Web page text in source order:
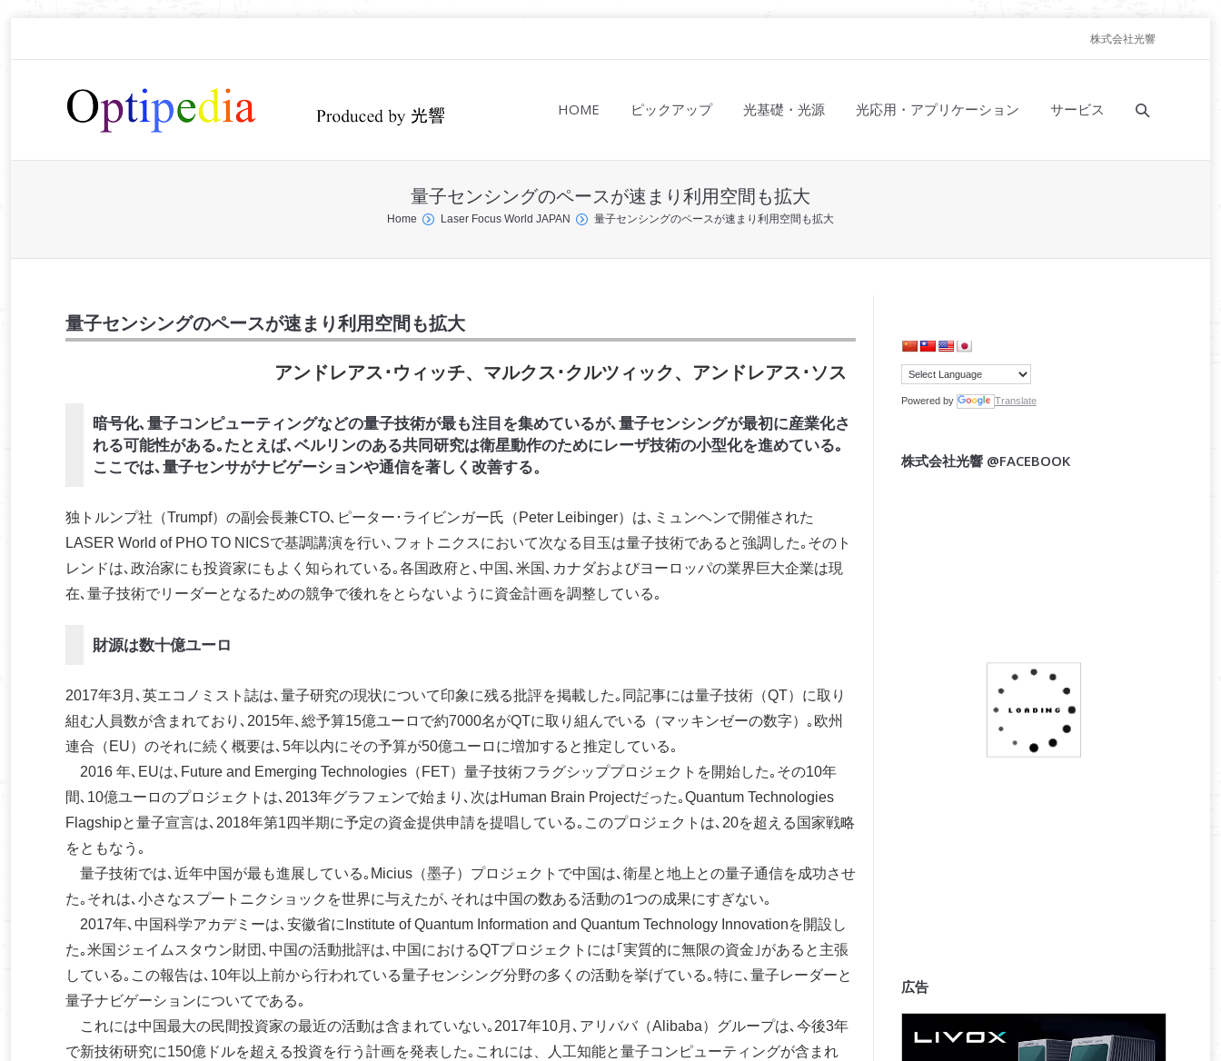
株式会社光響
HOME ピックアップ 光基礎・光源 光応用・アプリケーション サービス
量子センシングのペースが速まり利用空間も拡大
Home Laser Focus World JAPAN 量子センシングのペースが速まり利用空間も拡大
量子センシングのペースが速まり利用空間も拡大
アンドレアス･ウィッチ、マルクス･クルツィック、アンドレアス･ソス
暗号化､量子コンピューティングなどの量子技術が最も注目を集めているが､量子センシングが最初に産業化さ
れる可能性がある｡たとえば､ベルリンのある共同研究は衛星動作のためにレーザ技術の小型化を進めている｡
ここでは､量子センサがナビゲーションや通信を著しく改善する。
独トルンプ社（Trumpf）の副会長兼CTO､ピーター･ライビンガー氏（Peter Leibinger）は､ミュンヘンで開催された
LASER World of PHO TO NICSで基調講演を行い､フォトニクスにおいて次なる目玉は量子技術であると強調した｡そのト
レンドは､政治家にも投資家にもよく知られている｡各国政府と､中国､米国､カナダおよびヨーロッパの業界巨大企業は現
在､量子技術でリーダーとなるための競争で後れをとらないように資金計画を調整している｡
財源は数十億ユーロ
2017年3月､英エコノミスト誌は､量子研究の現状について印象に残る批評を掲載した｡同記事には量子技術（QT）に取り
組む人員数が含まれており､2015年､総予算15億ユーロで約7000名がQTに取り組んでいる（マッキンゼーの数字）｡欧州
連合（EU）のそれに続く概要は､5年以内にその予算が50億ユーロに増加すると推定している｡
2016 年､EUは､Future and Emerging Technologies（FET）量子技術フラグシッププロジェクトを開始した｡その10年
間､10億ユーロのプロジェクトは､2013年グラフェンで始まり､次はHuman Brain Projectだった｡Quantum Technologies
Flagshipと量子宣言は､2018年第1四半期に予定の資金提供申請を提唱している｡このプロジェクトは､20を超える国家戦略
をともなう｡
量子技術では､近年中国が最も進展している｡Micius（墨子）プロジェクトで中国は､衛星と地上との量子通信を成功させ
た｡それは､小さなスプートニクショックを世界に与えたが､それは中国の数ある活動の1つの成果にすぎない｡
2017年､中国科学アカデミーは､安徽省にInstitute of Quantum Information and Quantum Technology Innovationを開設し
た｡米国ジェイムスタウン財団､中国の活動批評は､中国におけるQTプロジェクトには｢実質的に無限の資金｣があると主張
している｡この報告は､10年以上前から行われている量子センシング分野の多くの活動を挙げている｡特に､量子レーダーと
量子ナビゲーションについてである｡
これには中国最大の民間投資家の最近の活動は含まれていない｡2017年10月､アリババ（Alibaba）グループは､今後3年
で新技術研究に150億ドルを超える投資を行う計画を発表した｡これには、人工知能と量子コンピューティングが含まれ
Powered by Translate
株式会社光響 @FACEBOOK
広告